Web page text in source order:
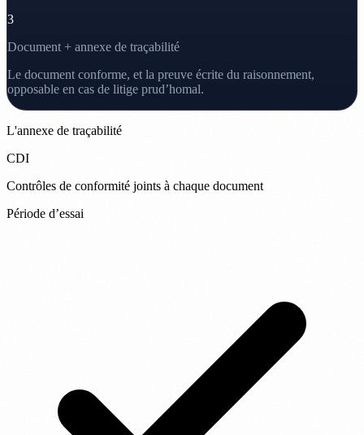
3
Document + annexe de traçabilité
Le document conforme, et la preuve écrite du raisonnement,
opposable en cas de litige prud’homal.
L'annexe de traçabilité
CDI
Contrôles de conformité joints à chaque document
Période d’essai